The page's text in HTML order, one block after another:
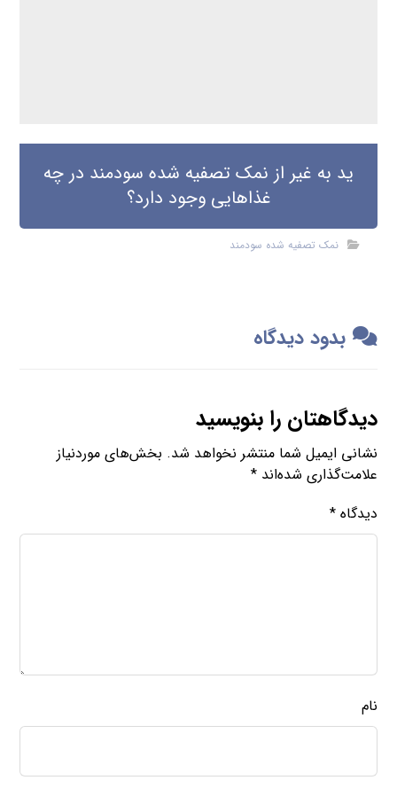
ید به غیر از نمک تصفیه شده سودمند در چه
غذاهایی وجود دارد؟
نمک تصفیه شده سودمند
بدود دیدگاه
دیدگاهتان را بنویسید
نشانی ایمیل شما منتشر نخواهد شد. بخش‌های موردنیاز
علامت‌گذاری شده‌اند*
دیدگاه*
نام